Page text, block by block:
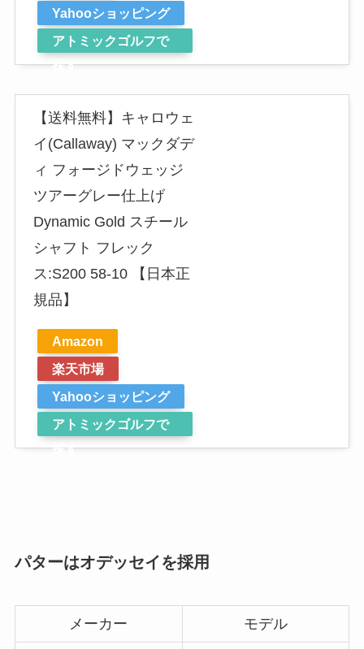
Yahooショッピング
アトミックゴルフで
探す
【送料無料】キャロウェ
イ(Callaway) マックダデ
ィ フォージドウェッジ
ツアーグレー仕上げ
Dynamic Gold スチール
シャフト フレック
ス:S200 58-10 【日本正
規品】
Amazon
楽天市場
Yahooショッピング
アトミックゴルフで
探す
パターはオデッセイを採用
メーカー モデル